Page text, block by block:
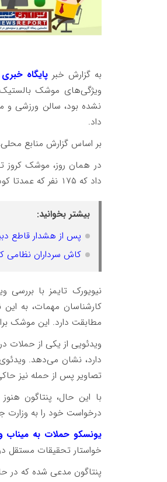
به گزارش خبر پایگاه خبری
نشده بود، سالن ورزشی و
داد.
بر اساس گزارش منابع محلی، این
در همان روز، موشک کروز
داد که ۱۷۵ نفر که عمدتا کودک بودند، جان باختند.
بیشتر بخوانید:
پس از هشدار قاطع
کاش سرداران نظامی
نیویورک تایمز با
مطابقت دارد. این موشک
دارد، نشان می‌دهد.
تصاویر پس از حمله نیز
با این حال، پنتاگون
درخواست خود را به وزارت
یونسکو حملات به میناب
خواستار تحقیقات مستقل
پنتاگون مدعی شده که در